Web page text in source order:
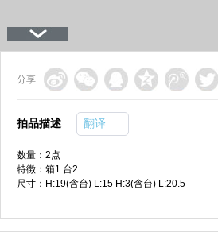
分享
拍品描述 翻译
数量：2点
特徴：箱1 台2
尺寸：H:19(含台) L:15 H:3(含台) L:20.5